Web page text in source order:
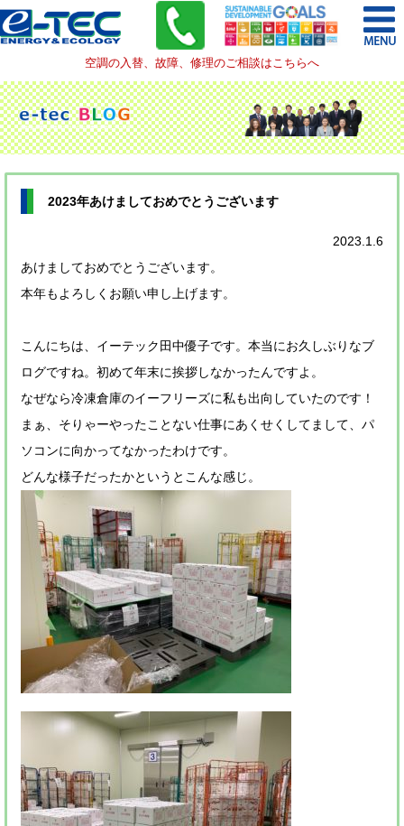
空調の入替、故障、修理のご相談はこちらへ
2023年あけましておめでとうございます
2023.1.6
あけましておめでとうございます。
本年もよろしくお願い申し上げます。
こんにちは、イーテック田中優子です。本当にお久しぶりなブ
ログですね。初めて年末に挨拶しなかったんですよ。
なぜなら冷凍倉庫のイーフリーズに私も出向していたのです！
まぁ、そりゃーやったことない仕事にあくせくしてまして、パ
ソコンに向かってなかったわけです。
どんな様子だったかというとこんな感じ。